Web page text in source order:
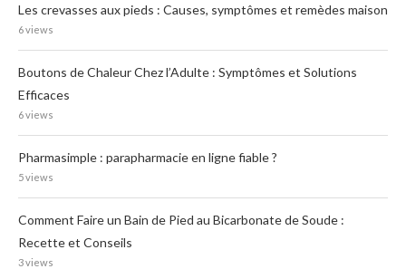
Les crevasses aux pieds : Causes, symptômes et remèdes maison
6 views
Boutons de Chaleur Chez l’Adulte : Symptômes et Solutions
Efficaces
6 views
Pharmasimple : parapharmacie en ligne fiable ?
5 views
Comment Faire un Bain de Pied au Bicarbonate de Soude :
Recette et Conseils
3 views